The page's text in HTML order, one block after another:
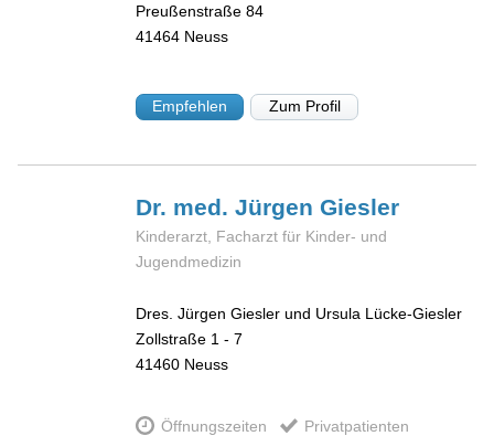
Preußenstraße 84
41464 Neuss
Empfehlen Zum Profil
Dr. med. JürgenGiesler
Kinderarzt, Facharzt für Kinder- und
Jugendmedizin
Dres. Jürgen Giesler und Ursula Lücke-Giesler
Zollstraße 1 - 7
41460 Neuss
Öffnungszeiten Privatpatienten